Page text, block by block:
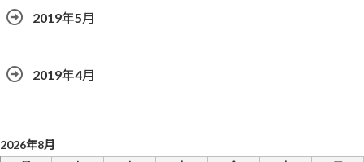
2019年5月
2019年4月
2026年8月